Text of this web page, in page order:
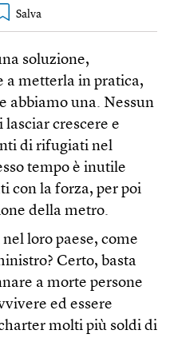
soluzione,
a metterla in pratica,
abbiamo una. Nessun
crescere e
di rifugiati nel
tempo è inutile
con la forza, per poi
della metro.
loro paese, come
Certo, basta
a morte persone
ed essere
molti più soldi di